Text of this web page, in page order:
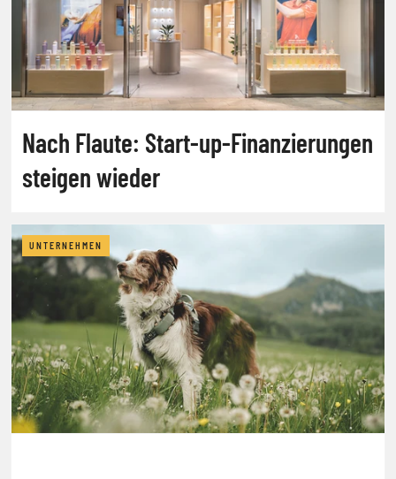
Nach Flaute: Start-up-Finanzierungen
steigen wieder
UNTERNEHMEN